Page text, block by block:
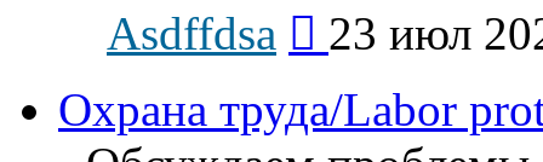
Asdffdsa
последнему
23 июл
Охрана труда/Labor